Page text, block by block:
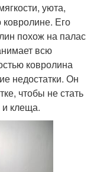
уюта,
ковролине. Его
похож на палас
всю
ковролина
недостатки. Он
чтобы не стать
и клеща.